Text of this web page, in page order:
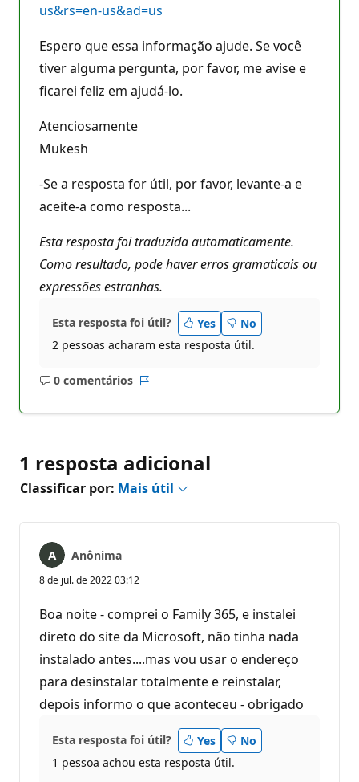
us&rs=en-us&ad=us
Espero que essa informação ajude. Se você
tiver alguma pergunta, por favor, me avise e
ficarei feliz em ajudá-lo.
Atenciosamente
Mukesh
-Se a resposta for útil, por favor, levante-a e
aceite-a como resposta...
Esta resposta foi traduzida automaticamente.
Como resultado, pode haver erros gramaticais ou
expressões estranhas.
Esta resposta foi útil? Yes
No
2 pessoas acharam esta resposta útil.
0 comentários
Sem
1 resposta adicional
Classificar por: Mais útil
Anônima
8 de jul. de 2022 03:12
Boa noite - comprei o Family 365, e instalei
direto do site da Microsoft, não tinha nada
instalado antes....mas vou usar o endereço
para desinstalar totalmente e reinstalar,
depois informo o que aconteceu - obrigado
Esta resposta foi útil? Yes
No
1 pessoa achou esta resposta útil.